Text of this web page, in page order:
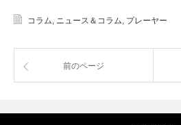
コラム, ニュース＆コラム, プレーヤー
前のページ